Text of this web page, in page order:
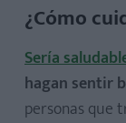
¿Cómo
Sería
hagan sentir
personas que